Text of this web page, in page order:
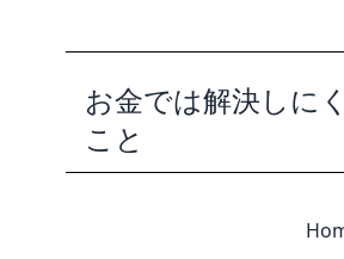
お金では解決しに
こと